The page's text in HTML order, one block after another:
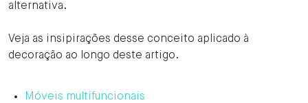
alternativa.
Veja as insipirações desse conceito aplicado à
decoração ao longo deste artigo.
Móveis multifuncionais